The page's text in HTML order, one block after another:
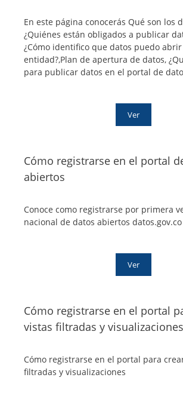
En este página conocerás Qué son los
¿Quiénes están obligados a publicar
¿Cómo identifico que datos puedo
entidad?,​​​​​​​Plan de apertura de datos​​​​​​​,
para publicar datos en el portal de
Ver
Cómo registrarse en el portal
abiertos
Conoce como registrarse por primera
nacional de datos abiertos datos.gov.co
Ver
Cómo registrarse en el portal
vistas filtradas y visualizaciones
Cómo registrarse en el portal para
filtradas y visualizaciones